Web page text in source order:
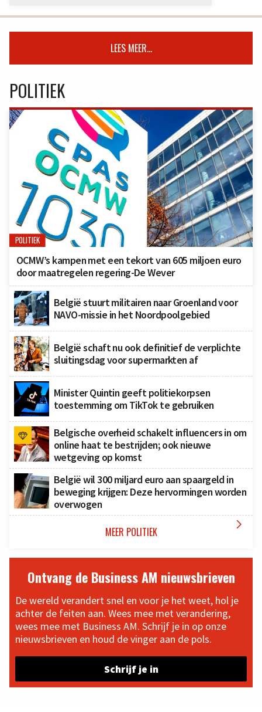
LEES MEER...
POLITIEK
POLITIEK
OCMW’s kampen met een tekort van 605 miljoen euro
door maatregelen regering-De Wever
België stuurt militairen naar Groenland voor
NAVO-missie in het Noordpoolgebied
België schaft nu ook definitief de verplichte
sluitingsdag voor supermarkten af
Minister Quintin geeft politiekorpsen
toestemming om TikTok te gebruiken
Belgische overheid schakelt influencers in om
online haat te bestrijden; ook nieuwe
wetgeving op komst
België wil 300 miljard euro aan spaargeld in
beweging krijgen: Deze hervormingen worden
overwogen
MEER POLITIEK 
Ontvang de Business AM nieuwsbrieven
De wereld verandert snel en voor je het weet, hol je
achter de feiten aan. Wees mee met verandering,
wees mee met Business AM. Schrijf je in op onze
nieuwsbrieven en houd de vinger aan de pols.
Schrijf je in